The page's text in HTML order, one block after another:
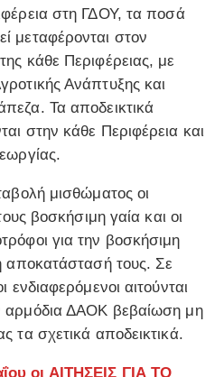
στη ΓΔΟΥ, τα ποσά
μεταφέρονται στον
κάθε Περιφέρειας, με
Ανάπτυξης και
Τα αποδεικτικά
στην κάθε Περιφέρεια και
μισθώματος οι
βοσκήσιμη γαία και οι
για την βοσκήσιμη
αποκατάστασή τους. Σε
ενδιαφερόμενοι αιτούνται
αρμόδια ΔΑΟΚ βεβαίωση μη
τα σχετικά αποδεικτικά.
οι ΑΙΤΗΣΕΙΣ ΓΙΑ ΤΟ